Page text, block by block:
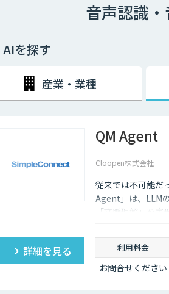
音声認識
AIを探す
産業・業種
QM Agent
Cloopen株式会社
従来では不可能だ
Agent」は、LLM
「文脈理解」を
詳細を見る 利用料金
お問合せください